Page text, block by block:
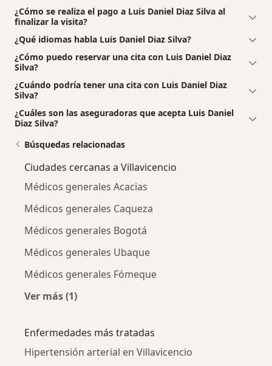
¿Cómo se realiza el pago a Luis Daniel Diaz Silva al
finalizar la visita?
¿Qué idiomas habla Luis Daniel Diaz Silva?
¿Cómo puedo reservar una cita con Luis Daniel Diaz
Silva?
¿Cuándo podría tener una cita con Luis Daniel Diaz
Silva?
¿Cuáles son las aseguradoras que acepta Luis Daniel
Diaz Silva?
Búsquedas relacionadas
Ciudades cercanas a Villavicencio
Médicos generales Acacias
Médicos generales Caqueza
Médicos generales Bogotá
Médicos generales Ubaque
Médicos generales Fómeque
Ver más (1)
Enfermedades más tratadas
Hipertensión arterial en Villavicencio